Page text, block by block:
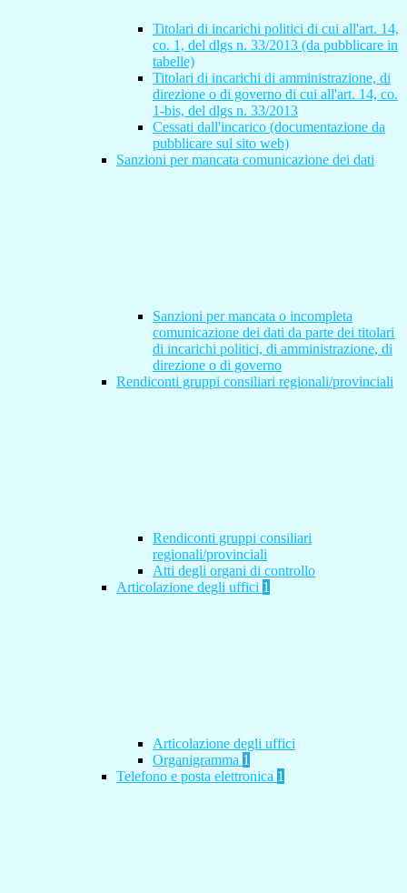
Titolari di incarichi politici di cui all'art. 14,
co. 1, del dlgs n. 33/2013 (da pubblicare in
tabelle)
Titolari di incarichi di amministrazione, di
direzione o di governo di cui all'art. 14, co.
1-bis, del dlgs n. 33/2013
Cessati dall'incarico (documentazione da
pubblicare sul sito web)
Sanzioni per mancata comunicazione dei dati
Sanzioni per mancata o incompleta
comunicazione dei dati da parte dei titolari
di incarichi politici, di amministrazione, di
direzione o di governo
Rendiconti gruppi consiliari regionali/provinciali
Rendiconti gruppi consiliari
regionali/provinciali
Atti degli organi di controllo
Articolazione degli uffici 1
Articolazione degli uffici
Organigramma 1
Telefono e posta elettronica 1